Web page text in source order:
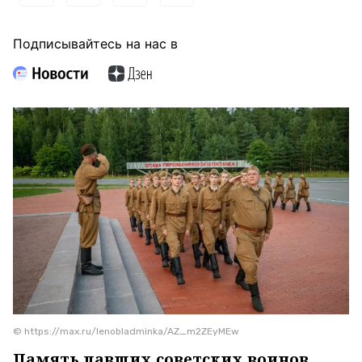
Подписывайтесь на нас в
© https://max.ru/lenobladminka/AZ_m2ZEyMEw